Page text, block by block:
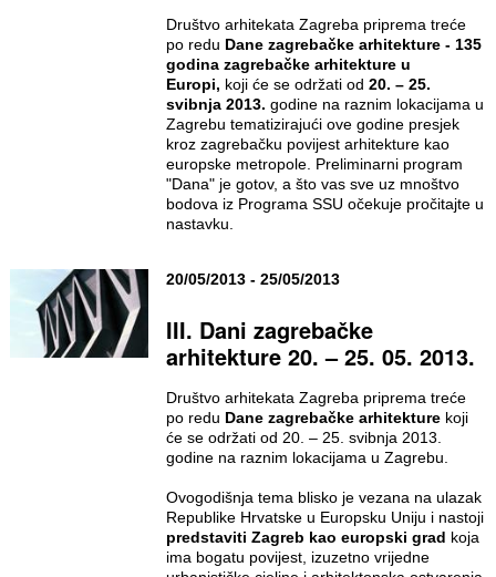
Društvo arhitekata Zagreba priprema treće
po redu Dane zagrebačke arhitekture - 135
godina zagrebačke arhitekture u
Europi, koji će se održati od 20. – 25.
svibnja 2013. godine na raznim lokacijama u
Zagrebu tematizirajući ove godine presjek
kroz zagrebačku povijest arhitekture kao
europske metropole. Preliminarni program
"Dana" je gotov, a što vas sve uz mnoštvo
bodova iz Programa SSU očekuje pročitajte u
nastavku.
20/05/2013 - 25/05/2013
III. Dani zagrebačke
arhitekture 20. – 25. 05. 2013.
Društvo arhitekata Zagreba priprema treće
po redu Dane zagrebačke arhitekturekoji
će se održati od 20. – 25. svibnja 2013.
godine na raznim lokacijama u Zagrebu.
Ovogodišnja tema blisko je vezana na ulazak
Republike Hrvatske u Europsku Uniju i nastoji
predstaviti Zagreb kao europski grad koja
ima bogatu povijest, izuzetno vrijedne